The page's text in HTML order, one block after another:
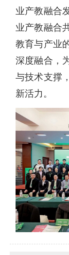
业产教融合
业产教融合
教育与产业
深度融合，
与技术支撑，
新活力。